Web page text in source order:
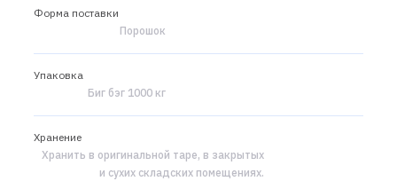
Форма поставки
Порошок
Упаковка
Биг бэг 1000 кг
Хранение
Хранить в оригинальной таре, в закрытых
и сухих складских помещениях.